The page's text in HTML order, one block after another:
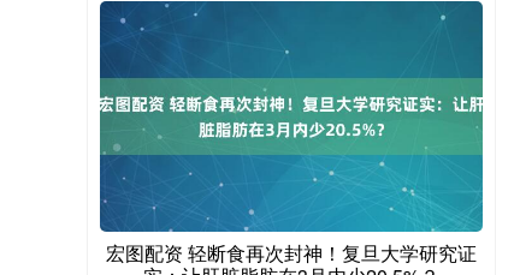
宏图配资 轻断食再次封神！复旦大学研究证